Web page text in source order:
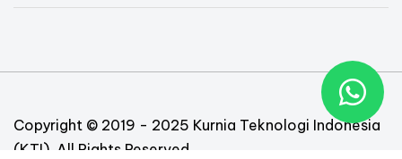
Copyright © 2019 - 2025 Kurnia Teknologi Indonesia
(KTI). All Rights Reserved